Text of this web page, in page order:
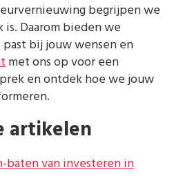
begrijpen we
Daarom bieden we
bij jouw wensen en
met ons op voor een
en ontdek hoe we jouw
artikelen
baten van investeren in